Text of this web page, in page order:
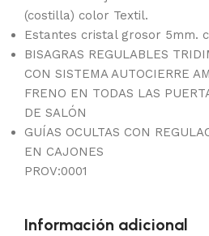
(costilla) color Textil.
Estantes cristal grosor 5mm.
BISAGRAS REGULABLES
CON SISTEMA AUTOCIERRE
FRENO EN TODAS LAS
DE SALÓN
GUÍAS OCULTAS CON
EN CAJONES
PROV:0001
Información adicional